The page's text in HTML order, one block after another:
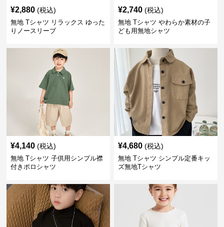
¥2,880 (税込)
無地 Tシャツ リラックス ゆった
りノースリーブ
¥2,740 (税込)
無地 Tシャツ やわらか素材の子
ども用無地シャツ
¥4,140 (税込)
無地 Tシャツ 子供用シンプル襟
付きポロシャツ
¥4,680 (税込)
無地 Tシャツ シンプル定番キッ
ズ無地Tシャツ